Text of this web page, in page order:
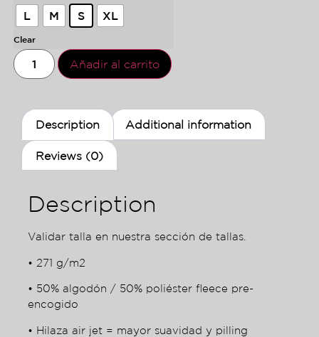
L M S XL
Clear
Añadir al carrito
Description Additional information
Reviews (0)
Description
Validar talla en nuestra sección de tallas.
• 271 g/m2
• 50% algodón / 50% poliéster fleece pre-
encogido
• Hilaza air jet = mayor suavidad y pilling